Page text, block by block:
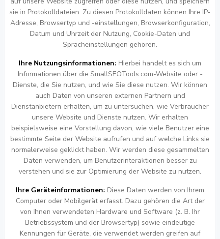
sie in Protokolldateien. Zu diesen Protokolldaten können Ihre IP-
Adresse, Browsertyp und -einstellungen, Browserkonfiguration,
Datum und Uhrzeit der Nutzung, Cookie-Daten und
Spracheinstellungen gehören.
Ihre Nutzungsinformationen: Hierbei handelt es sich um
Informationen über die SmallSEOTools.com-Website oder -
Dienste, die Sie nutzen, und wie Sie diese nutzen. Wir können
auch Daten von unseren externen Partnern und
Dienstanbietern erhalten, um zu untersuchen, wie Verbraucher
unsere Website und Dienste nutzen. Wir erhalten
beispielsweise eine Vorstellung davon, wie viele Benutzer eine
bestimmte Seite der Website aufrufen und auf welche Links sie
normalerweise geklickt haben. Wir werden diese gesammelten
Daten verwenden, um Benutzerinteraktionen besser zu
verstehen und sie zur Optimierung der Website zu nutzen.
Ihre Geräteinformationen: Diese Daten werden von Ihrem
Computer oder Mobilgerät erfasst. Dazu gehören die Art der
von Ihnen verwendeten Hardware und Software (z. B. Ihr
Betriebssystem und der Browsertyp) sowie eindeutige
Kennungen für Geräte, die verwendet werden greifen auf